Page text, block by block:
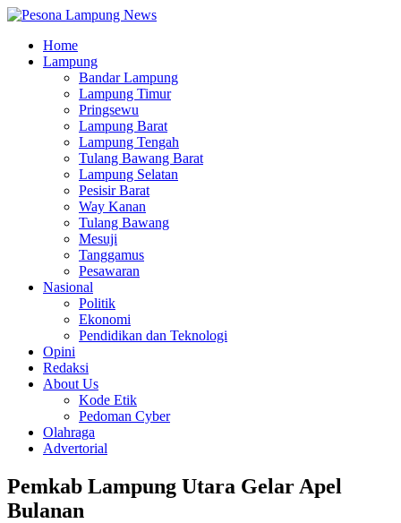
Home
Lampung
Bandar Lampung
Lampung Timur
Pringsewu
Lampung Barat
Lampung Tengah
Tulang Bawang Barat
Lampung Selatan
Pesisir Barat
Way Kanan
Tulang Bawang
Mesuji
Tanggamus
Pesawaran
Nasional
Politik
Ekonomi
Pendidikan dan Teknologi
Opini
Redaksi
About Us
Kode Etik
Pedoman Cyber
Olahraga
Advertorial
Pemkab Lampung Utara Gelar Apel
Bulanan